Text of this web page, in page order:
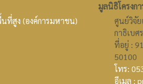
สูง (องค์การมหาชน)
มูลนิธิโครงก
ศูนย์วิจั
กาธิเบศ
ที่อยู่ :
50100
โทร:
อีเมล :